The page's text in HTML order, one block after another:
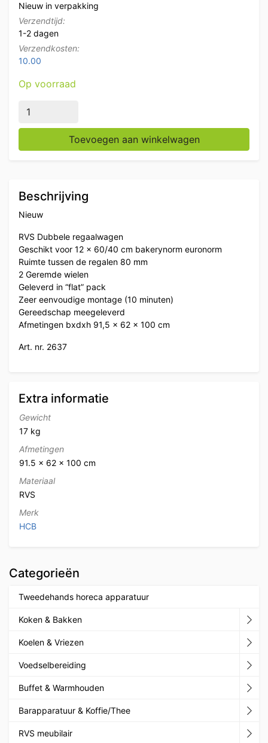
Nieuw in verpakking
Verzendtijd:
1-2 dagen
Verzendkosten:
10.00
Op voorraad
RVS Dubbele regaalwagen 12 x 60/40 cm
Toevoegen aan winkelwagen
Beschrijving
Nieuw
RVS Dubbele regaalwagen
Geschikt voor 12 x 60/40 cm bakerynorm euronorm
Ruimte tussen de regalen 80 mm
2 Geremde wielen
Geleverd in “flat” pack
Zeer eenvoudige montage (10 minuten)
Gereedschap meegeleverd
Afmetingen bxdxh 91,5 x 62 x 100 cm
Art. nr. 2637
Extra informatie
Gewicht
17 kg
Afmetingen
91.5 × 62 × 100 cm
Materiaal
RVS
Merk
HCB
Categorieën
Tweedehands horeca apparatuur
Koken & Bakken
Koelen & Vriezen
Voedselbereiding
Buffet & Warmhouden
Barapparatuur & Koffie/Thee
RVS meubilair